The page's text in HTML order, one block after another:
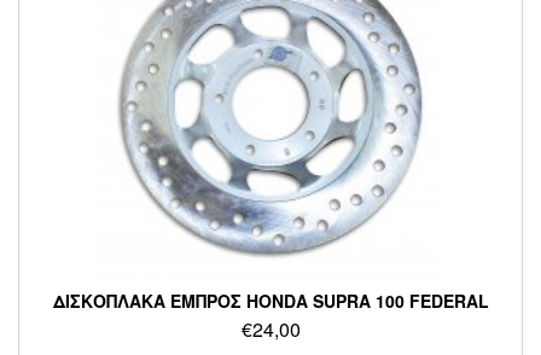
ΔΙΣΚΟΠΛΑΚΑ ΕΜΠΡΟΣ HONDA SUPRA 100 FEDERAL
€24,00